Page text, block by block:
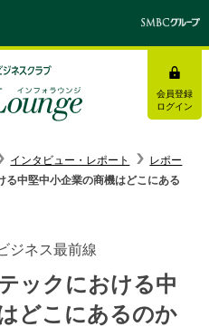
会員登録
ログイン
の研修
インタビュー・レポート
レポー
る中堅中小企業の商機はどこにある
ネス最前線
ックにおける中
どこにあるのか